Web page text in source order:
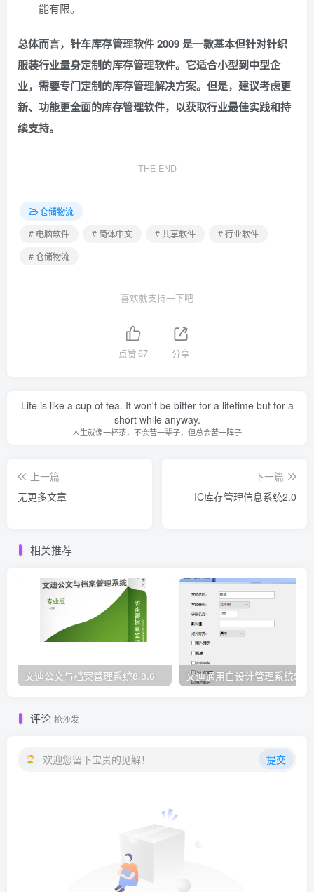
能有限。
总体而言，针车库存管理软件 2009 是一款基本但针对针织
服装行业量身定制的库存管理软件。它适合小型到中型企
业，需要专门定制的库存管理解决方案。但是，建议考虑更
新、功能更全面的库存管理软件，以获取行业最佳实践和持
续支持。
THE END
仓储物流
# 电脑软件
# 简体中文 # 共享软件
# 行业软件
# 仓储物流
喜欢就支持一下吧
点赞67 分享
Life is like a cup of tea. It won't be bitter for a lifetime but for a
short while anyway.
人生就像一杯茶，不会苦一辈子，但总会苦一阵子
上一篇
无更多文章
下一篇
IC库存管理信息系统2.0
相关推荐
文迪公文与档案管理系统8.8.6 文迪通用自设计管理系统
评论 抢沙发
欢迎您留下宝贵的见解！ 提交